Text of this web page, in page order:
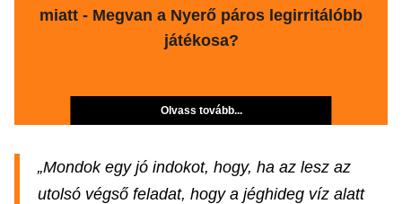
miatt - Megvan a Nyerő páros legirritálóbb
játékosa?
Olvass tovább...
„Mondok egy jó indokot, hogy, ha az lesz az
utolsó végső feladat, hogy a jéghideg víz alatt